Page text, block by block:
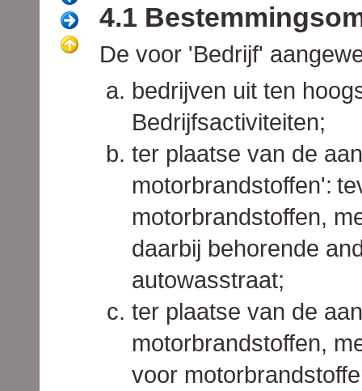
4.1
De voor 'Bedrijf'
bedrijven uit ten
Bedrijfsactiviteiten;
ter plaatse van de
motorbrandstoffen':
motorbrandstoffen,
daarbij behorende
autowasstraat;
ter plaatse van de
motorbrandstoffen,
voor